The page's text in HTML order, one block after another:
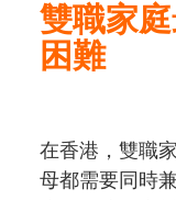
雙職家
困難
在香港，雙職
母都需要同時